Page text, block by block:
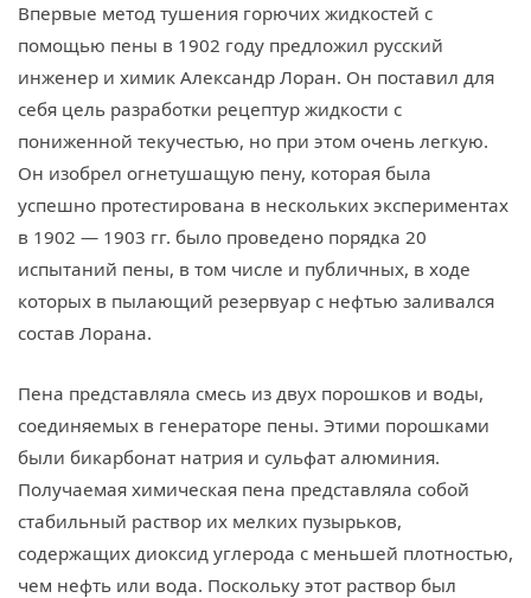
Впервые метод тушения горючих жидкостей с
помощью пены в 1902 году предложил русский
инженер и химик Александр Лоран. Он поставил для
себя цель разработки рецептур жидкости с
пониженной текучестью, но при этом очень легкую.
Он изобрел огнетушащую пену, которая была
успешно протестирована в нескольких экспериментах
в 1902 — 1903 гг. было проведено порядка 20
испытаний пены, в том числе и публичных, в ходе
которых в пылающий резервуар с нефтью заливался
состав Лорана.
Пена представляла смесь из двух порошков и воды,
соединяемых в генераторе пены. Этими порошками
были бикарбонат натрия и сульфат алюминия.
Получаемая химическая пена представляла собой
стабильный раствор их мелких пузырьков,
содержащих диоксид углерода с меньшей плотностью,
чем нефть или вода. Поскольку этот раствор был